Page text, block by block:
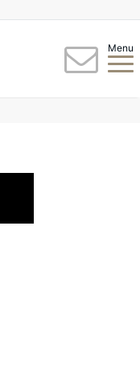
Menu